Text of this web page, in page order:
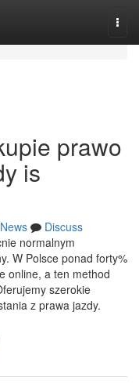
prawo
is
News
Discuss
normalnym
W Polsce ponad forty%
online, a ten method
szerokie
z prawa jazdy.